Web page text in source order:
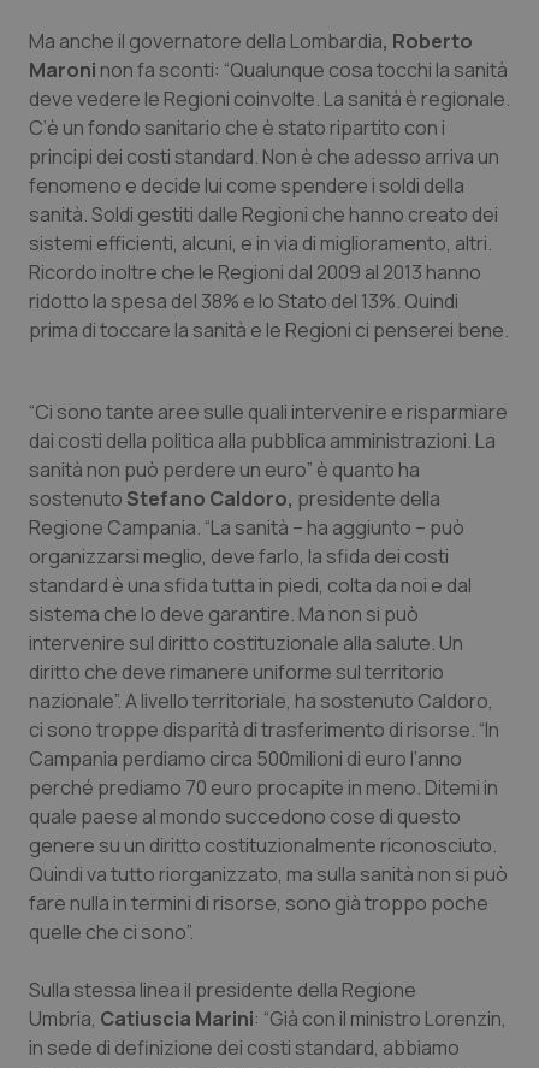
Veneto
Oncoematologia
Oncologia & Nutrizione
Psoriasi & pelle
Quotidiano Cardiologia
Quotidiano Chirurgia
Quotidiano Pediatria
Rene & patologie urogenitali
Salute orale & impianti
Sangue & coagulazione
Tiroide
Tumore al seno
Tumore ovarico
Tumori del Polmone & Testa Collo
Tumori gastrointestinali
Ulcera & Reflusso
Ma anche il governatore della Lombardia, Roberto
Maroni non fa sconti: “Qualunque cosa tocchi la sanità
deve vedere le Regioni coinvolte. La sanità è regionale.
C’è un fondo sanitario che è stato ripartito con i
principi dei costi standard. Non è che adesso arriva un
fenomeno e decide lui come spendere i soldi della
sanità. Soldi gestiti dalle Regioni che hanno creato dei
sistemi efficienti, alcuni, e in via di miglioramento, altri.
Ricordo inoltre che le Regioni dal 2009 al 2013 hanno
ridotto la spesa del 38% e lo Stato del 13%. Quindi
prima di toccare la sanità e le Regioni ci penserei bene.
“Ci sono tante aree sulle quali intervenire e risparmiare
dai costi della politica alla pubblica amministrazioni. La
sanità non può perdere un euro” è quanto ha
sostenuto Stefano Caldoro, presidente della
Regione Campania. “La sanità – ha aggiunto – può
organizzarsi meglio, deve farlo, la sfida dei costi
standard è una sfida tutta in piedi, colta da noi e dal
sistema che lo deve garantire. Ma non si può
intervenire sul diritto costituzionale alla salute. Un
diritto che deve rimanere uniforme sul territorio
nazionale”. A livello territoriale, ha sostenuto Caldoro,
ci sono troppe disparità di trasferimento di risorse. “In
Campania perdiamo circa 500milioni di euro l’anno
perché prediamo 70 euro procapite in meno. Ditemi in
quale paese al mondo succedono cose di questo
genere su un diritto costituzionalmente riconosciuto.
Quindi va tutto riorganizzato, ma sulla sanità non si può
fare nulla in termini di risorse, sono già troppo poche
quelle che ci sono”.
Sulla stessa linea il presidente della Regione
Umbria, Catiuscia Marini: “Già con il ministro Lorenzin,
in sede di definizione dei costi standard, abbiamo